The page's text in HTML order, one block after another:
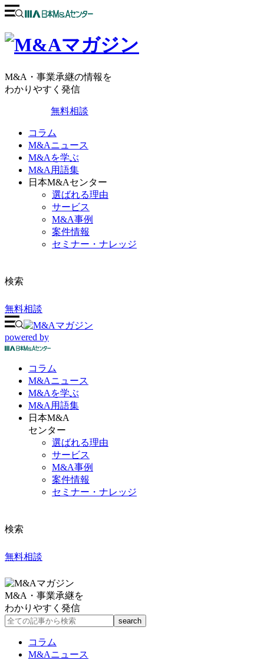
M&A・事業承継の情報を
わかりやすく発信
無料相談
コラム
M&Aニュース
M&Aを学ぶ
M&A用語集
日本M&Aセンター
選ばれる理由
サービス
M&A事例
案件情報
セミナー・ナレッジ
検索
無料相談
powered by
コラム
M&Aニュース
M&Aを学ぶ
M&A 用語集
日本M&A
センター
選ばれる理由
サービス
M&A事例
案件情報
セミナー・ナレッジ
検索
無料相談
M&A・事業承継を
わかりやすく発信
コラム
M&Aニュース